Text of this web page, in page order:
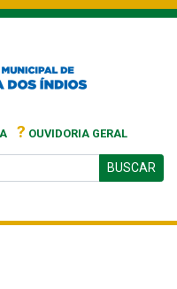
? OUVIDORIA GERAL
BUSCAR